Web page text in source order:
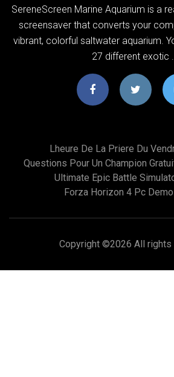
SereneScreen Marine Aquarium is a
screensaver that converts your
vibrant, colorful saltwater aquarium.
27 different exotic ...
Lheure De La Priere Du
Questions Pour Un Champion
Ultimate Epic Battle
Forza Horizon 4 Pc
Copyright ©2026 All rights